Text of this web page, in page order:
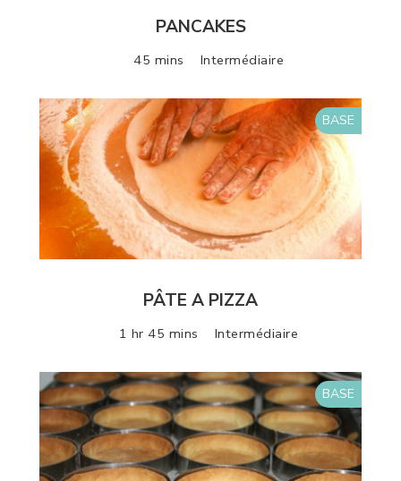
PANCAKES
45 mins Intermédiaire
BASE
PÂTE A PIZZA
1 hr 45 mins Intermédiaire
BASE